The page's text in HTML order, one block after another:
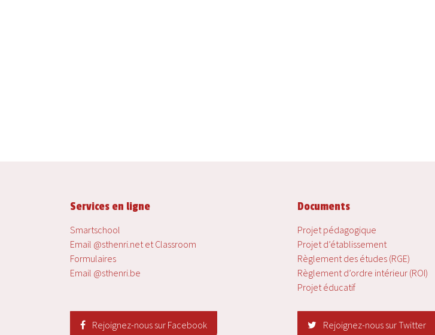
Services en ligne
Smartschool
Email @sthenri.net et Classroom
Formulaires
Email @sthenri.be
Documents
Projet pédagogique
Projet d’établissement
Règlement des études (RGE)
Règlement d’ordre intérieur (ROI)
Projet éducatif
Rejoignez-nous sur Facebook
Rejoignez-nous sur Twitter